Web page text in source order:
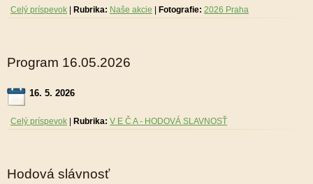
Celý príspevok Rubrika: Naše akcie Fotografie: 2026 Praha
Program 16.05.2026
16. 5. 2026
Celý príspevok Rubrika: V E Č A - HODOVÁ SLAVNOSŤ
Hodová slávnosť